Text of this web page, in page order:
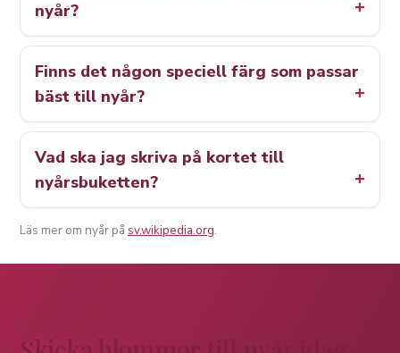
nyår?
Finns det någon speciell färg som passar
bäst till nyår?
Vad ska jag skriva på kortet till
nyårsbuketten?
Läs mer om nyår på sv.wikipedia.org.